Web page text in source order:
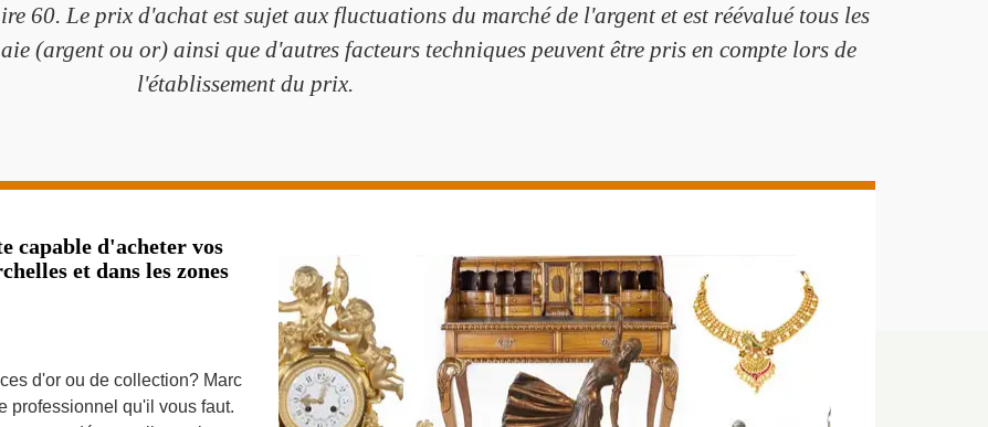
60. Le prix d'achat est sujet aux fluctuations du marché de l'argent et est réévalué tous les
(argent ou or) ainsi que d'autres facteurs techniques peuvent être pris en compte lors de
l'établissement du prix.
capable d'acheter vos
et dans les zones
d'or ou de collection? Marc
professionnel qu'il vous faut.